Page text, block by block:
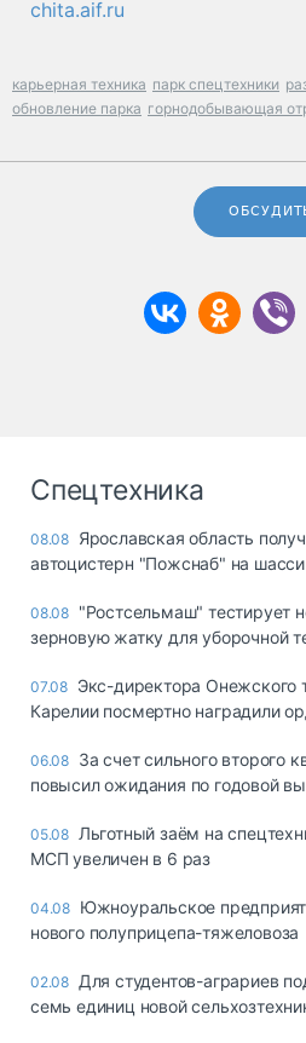
chita.aif.ru
карьерная техника парк спецтехники
обновление парка горнодобывающая
Спецтехника
08.08 Ярославская область
автоцистерн "Пожснаб" на
08.08 "Ростсельмаш" тестирует
зерновую жатку для уборочной
07.08 Экс-директора Онежского
Карелии посмертно наградили
06.08 За счет сильного второго
повысил ожидания по годовой
05.08 Льготный заём на
МСП увеличен в 6 раз
04.08 Южноуральское
нового полуприцепа-тяжеловоза
02.08 Для студентов-аграриев
семь единиц новой